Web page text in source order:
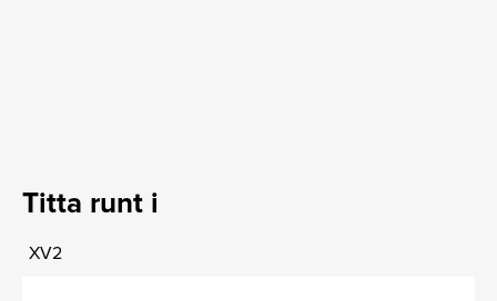
Titta runt i
XV2